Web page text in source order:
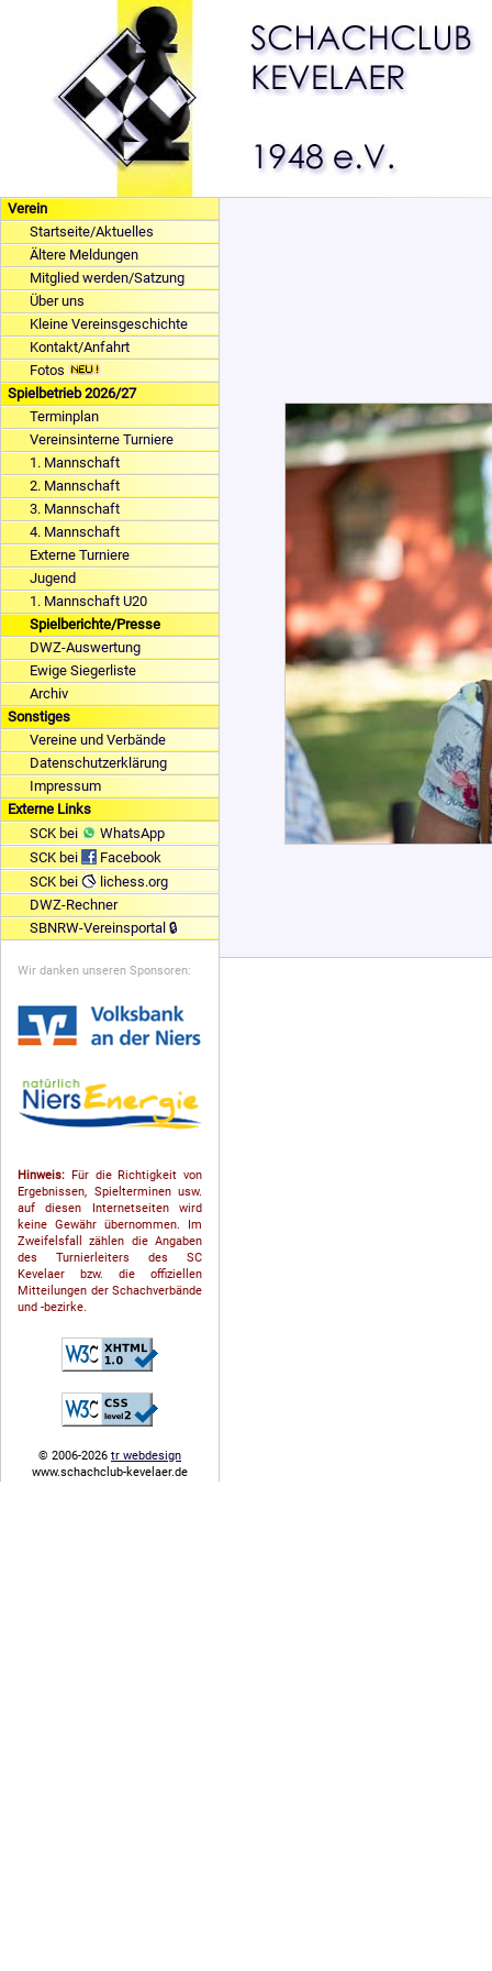
Verein
Startseite/Aktuelles
Ältere Meldungen
Mitglied werden/Satzung
Über uns
Kleine Vereinsgeschichte
Kontakt/Anfahrt
Fotos
Spielbetrieb 2026/27
Terminplan
Vereinsinterne Turniere
1. Mannschaft
2. Mannschaft
3. Mannschaft
4. Mannschaft
Externe Turniere
Jugend
1. Mannschaft U20
Spielberichte/Presse
DWZ-Auswertung
Ewige Siegerliste
Archiv
Sonstiges
Vereine und Verbände
Datenschutzerklärung
Impressum
Externe Links
SCK bei
WhatsApp
SCK bei
Facebook
SCK bei
lichess.org
DWZ-Rechner
SBNRW-Vereinsportal 🔒
Wir danken unseren Sponsoren:
Hinweis: Für die Richtigkeit von
Ergebnissen, Spielterminen usw.
auf diesen Internetseiten wird
keine Gewähr übernommen. Im
Zweifelsfall zählen die Angaben
des Turnierleiters des SC
Kevelaer bzw. die offiziellen
Mitteilungen der Schach­ver­bände
und -bezirke.
© 2006-2026 tr webdesign
www.schachclub-kevelaer.de